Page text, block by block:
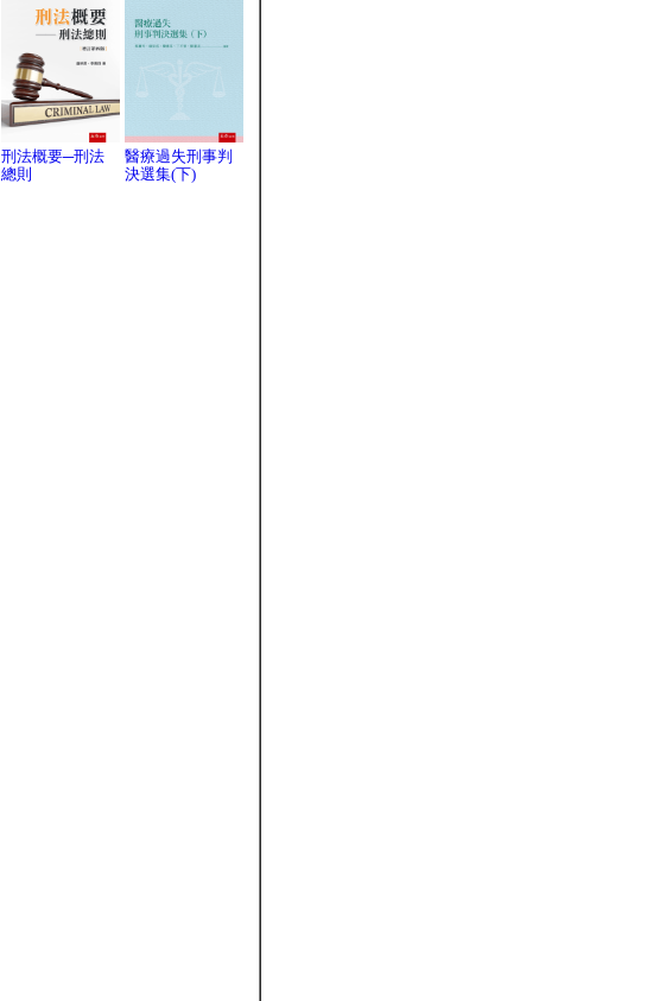
刑法概要─刑法
總則
醫療過失刑事判
決選集(下)